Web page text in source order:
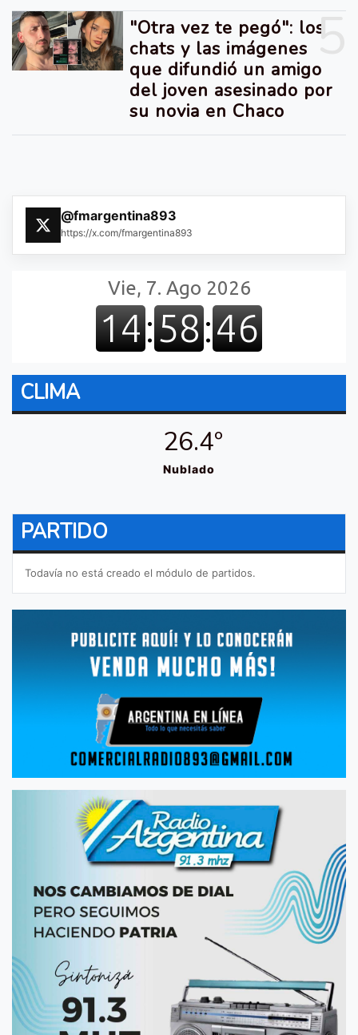
5
"Otra vez te pegó": los
chats y las imágenes
que difundió un amigo
del joven asesinado por
su novia en Chaco
@fmargentina893
https://x.com/fmargentina893
CLIMA
26.4º
Nublado
PARTIDO
Todavía no está creado el módulo de partidos.